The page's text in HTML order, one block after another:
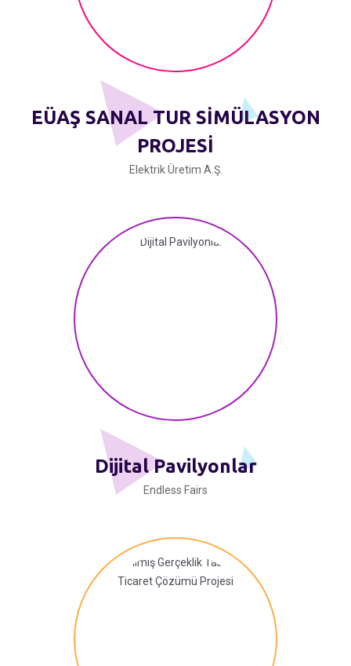
EÜAŞ SANAL TUR SİMÜLASYON
PROJESİ
Elektrik Üretim A.Ş.
Dijital Pavilyonlar
Endless Fairs